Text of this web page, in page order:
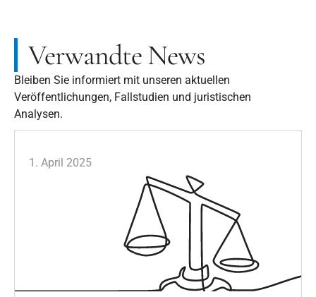
Verwandte News
Bleiben Sie informiert mit unseren aktuellen
Veröffentlichungen, Fallstudien und juristischen
Analysen.
1. April 2025